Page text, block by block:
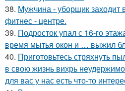
38. Мужчина - уборщик заходит
фитнес - центре.
39. Подросток упал с 16-го
время мытья окон и … выжил
40. Приготовьтесь стряхнуть
в свою жизнь вихрь
для вас у нас есть что-то